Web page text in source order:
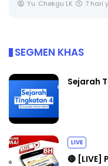
SEGMEN KHAS
Sejarah
LIVE
🔴 [LIVE]